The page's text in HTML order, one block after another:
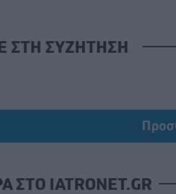
ΣΤΗ ΣΥΖΗΤΗΣΗ
ΣΤΟ IATRONET.GR